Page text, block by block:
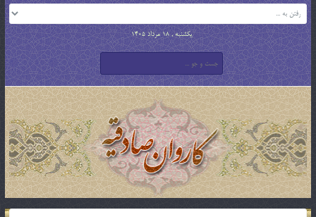
یکشنبه , 18 مرداد 1405